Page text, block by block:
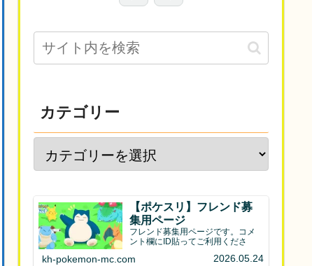
カテゴリー
【ポケスリ】フレンド募
集用ページ
フレンド募集用ページです。コメ
ント欄にID貼ってご利用くださ
kh-pokemon-mc.com 2026.05.24